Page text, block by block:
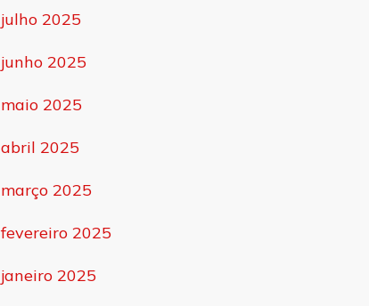
julho 2025
junho 2025
maio 2025
abril 2025
março 2025
fevereiro 2025
janeiro 2025